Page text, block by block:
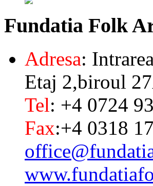
Fundatia Folk
Adresa:
Etaj 2,biroul
Tel: +4 0724
Fax:+4 0318